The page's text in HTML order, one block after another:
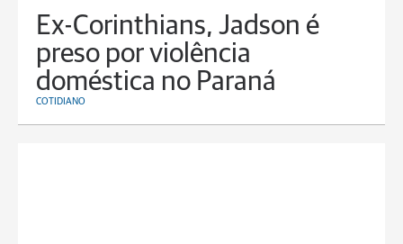
Ex-Corinthians, Jadson é
preso por violência
doméstica no Paraná
COTIDIANO